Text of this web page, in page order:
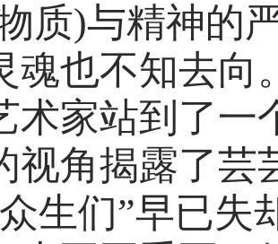
质)与精神的
魂也不知去向
术家站到了一
视角揭露了芸
生们”早已失